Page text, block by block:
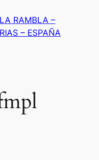
RAMBLA –
– ESPAÑA